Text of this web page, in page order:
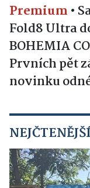
Premium •
Fold8 Ultra
BOHEMIA
Prvních pět
novinku
NEJČTENĚJŠÍ